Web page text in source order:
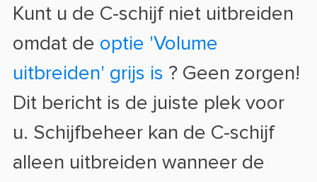
Kunt u de C-schijf niet uitbreiden
omdat de optie 'Volume
uitbreiden' grijs is ? Geen zorgen!
Dit bericht is de juiste plek voor
u. Schijfbeheer kan de C-schijf
alleen uitbreiden wanneer de